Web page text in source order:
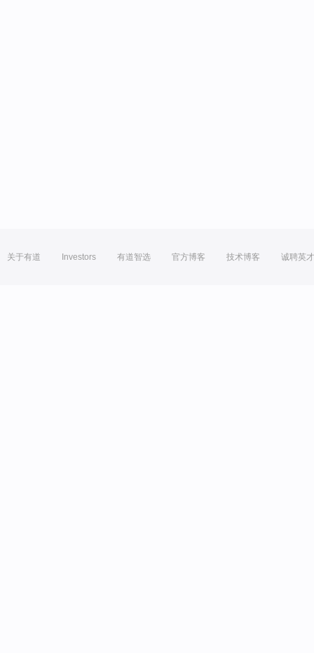
关于有道 Investors 有道智选 官方博客 技术博客 诚聘英才